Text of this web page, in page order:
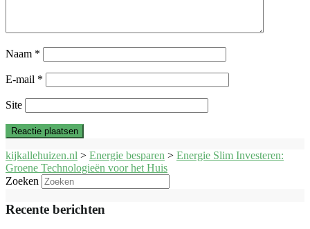
Naam *
E-mail *
Site
kijkallehuizen.nl > Energie besparen > Energie Slim Investeren:
Groene Technologieën voor het Huis
Zoeken
Recente berichten